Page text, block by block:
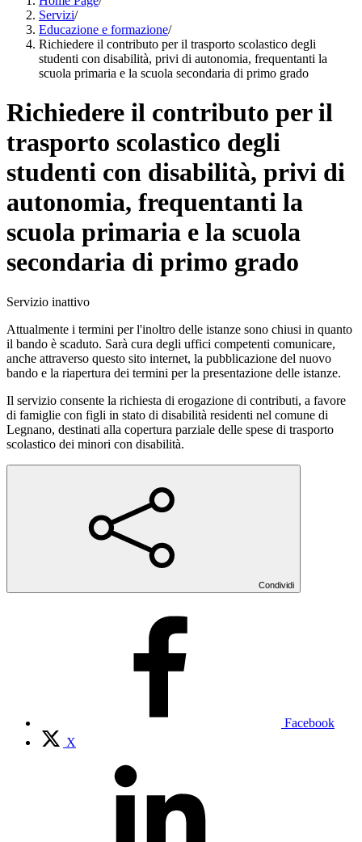
Servizi/
Educazione e formazione/
Richiedere il contributo per il trasporto scolastico degli
studenti con disabilità, privi di autonomia, frequentanti la
scuola primaria e la scuola secondaria di primo grado
Richiedere il contributo per il
trasporto scolastico degli
studenti con disabilità, privi di
autonomia, frequentanti la
scuola primaria e la scuola
secondaria di primo grado
Servizio inattivo
Attualmente i termini per l'inoltro delle istanze sono chiusi in quanto
il bando è scaduto. Sarà cura degli uffici competenti comunicare,
anche attraverso questo sito internet, la pubblicazione del nuovo
bando e la riapertura dei termini per la presentazione delle istanze.
Il servizio consente la richiesta di erogazione di contributi, a favore
di famiglie con figli in stato di disabilità residenti nel comune di
Legnano, destinati alla copertura parziale delle spese di trasporto
scolastico dei minori con disabilità.
Condividi
Facebook
X